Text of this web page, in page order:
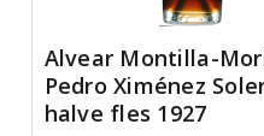
Alvear Montilla-
Pedro Ximénez
halve fles 1927